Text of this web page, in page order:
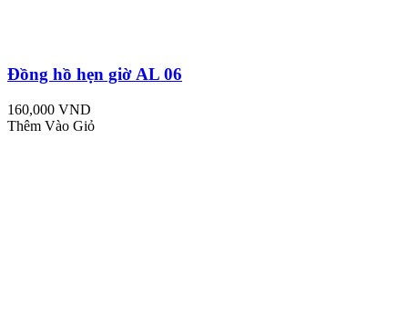
Đồng hồ hẹn giờ AL 06
160,000 VND
Thêm Vào Giỏ